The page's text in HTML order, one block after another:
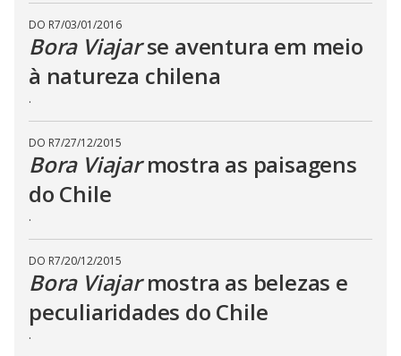
DO R7/03/01/2016
Bora Viajarse aventura em meio
à natureza chilena
.
DO R7/27/12/2015
Bora Viajarmostra as paisagens
do Chile
.
DO R7/20/12/2015
Bora Viajarmostra as belezas e
peculiaridades do Chile
.